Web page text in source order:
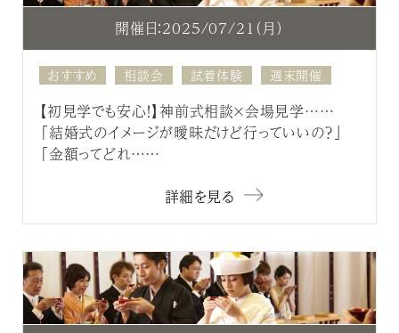
開催日：2025/07/21（月）
おすすめ 相談会 試着体験 週末開催
【初見学でも安心！】神前式相談×会場見学……
「結婚式のイメージが曖昧だけど行っていいの？」
「金額ってどれ……
詳細を見る